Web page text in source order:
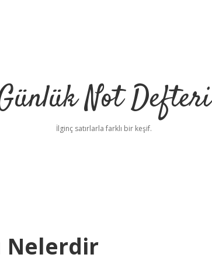
Not Defteri
İlginç satırlarla farklı bir keşif.
Nelerdir